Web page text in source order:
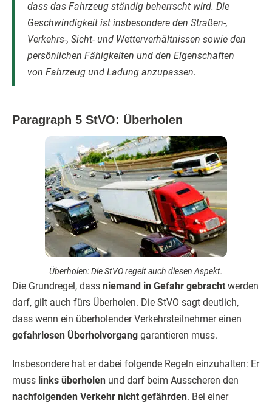
dass das Fahrzeug ständig beherrscht wird. Die
Geschwindigkeit ist insbesondere den Straßen-,
Verkehrs-, Sicht- und Wetterverhältnissen sowie den
persönlichen Fähigkeiten und den Eigenschaften
von Fahrzeug und Ladung anzupassen.
Paragraph 5 StVO: Überholen
Überholen: Die StVO regelt auch diesen Aspekt.
Die Grundregel, dass niemand in Gefahr gebracht werden
darf, gilt auch fürs Überholen. Die StVO sagt deutlich,
dass wenn ein überholender Verkehrsteilnehmer einen
gefahrlosen Überholvorgang garantieren muss.
Insbesondere hat er dabei folgende Regeln einzuhalten: Er
muss links überholen und darf beim Ausscheren den
nachfolgenden Verkehr nicht gefährden. Bei einer